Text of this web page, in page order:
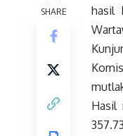
SHARE
hasil
Hasil